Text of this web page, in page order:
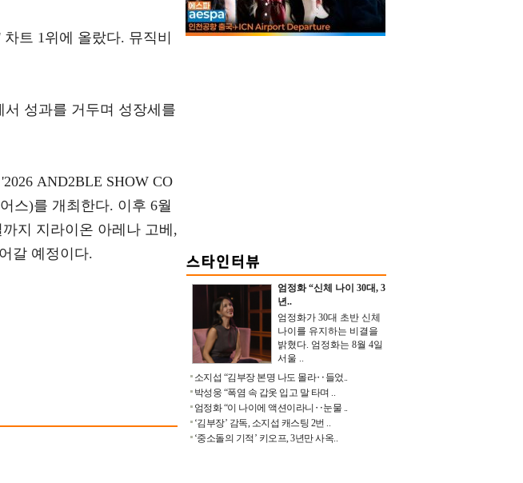
트 1위에 올랐다. 뮤직비
성과를 거두며 성장세를
AND2BLE SHOW CO
스)를 개최한다. 이후 6월
지 지라이온 아레나 고베,
갈 예정이다.
엄정화 “신체 나이 30대, 3
년..
엄정화가 30대 초반 신체
나이를 유지하는 비결을
밝혔다. 엄정화는 8월 4일
서울 ..
소지섭 “김부장 본명 나도 몰라‥들었..
박성웅 “폭염 속 갑옷 입고 말 타며 ..
엄정화 “이 나이에 액션이라니‥눈물 ..
‘김부장’ 감독, 소지섭 캐스팅 2번 ..
‘중소돌의 기적’ 키오프, 3년만 사옥..